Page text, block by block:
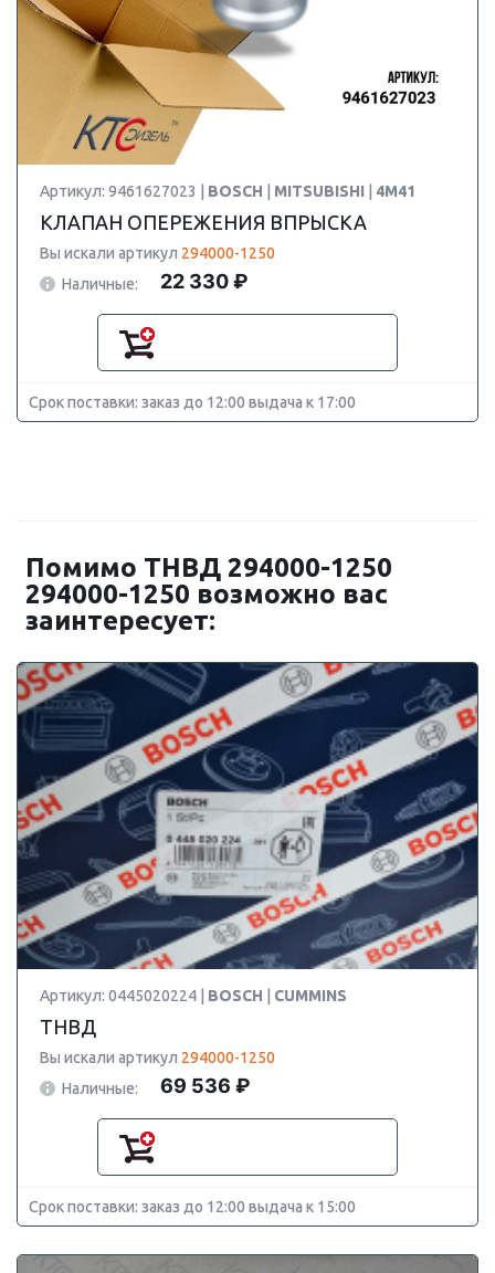
Артикул: 9461627023 | BOSCH MITSUBISHI 4M41
КЛАПАН ОПЕРЕЖЕНИЯ ВПРЫСКА
Вы искали артикул 294000-1250
Наличные:
22 330 ₽
Срок поставки: заказ до 12:00 выдача к 17:00
Помимо ТНВД 294000-1250
294000-1250 возможно вас
заинтересует:
Артикул: 0445020224 | BOSCH CUMMINS
ТНВД
Вы искали артикул 294000-1250
Наличные:
69 536 ₽
Срок поставки: заказ до 12:00 выдача к 15:00